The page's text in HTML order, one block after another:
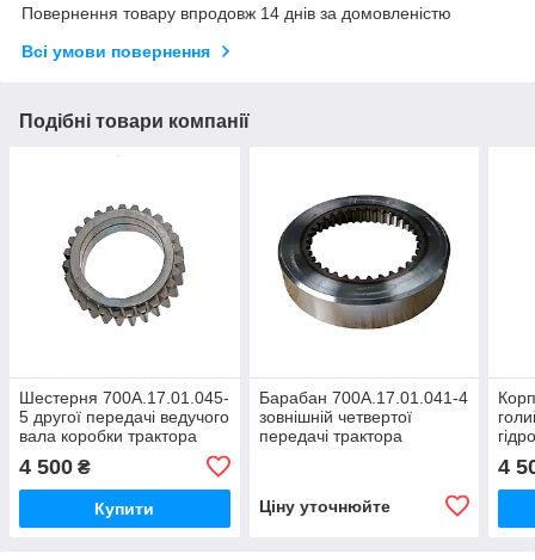
Повернення товару впродовж 14 днів за домовленістю
Всі умови повернення
Подібні товари компанії
Шестерня 700А.17.01.045-
5 другої передачі ведучого
вала коробки трактора
700А,К 701
4 500 ₴
Купити
Барабан 700А.17.01.041-4
зовнішній четвертої
передачі трактора
Ціну уточнюйте
4